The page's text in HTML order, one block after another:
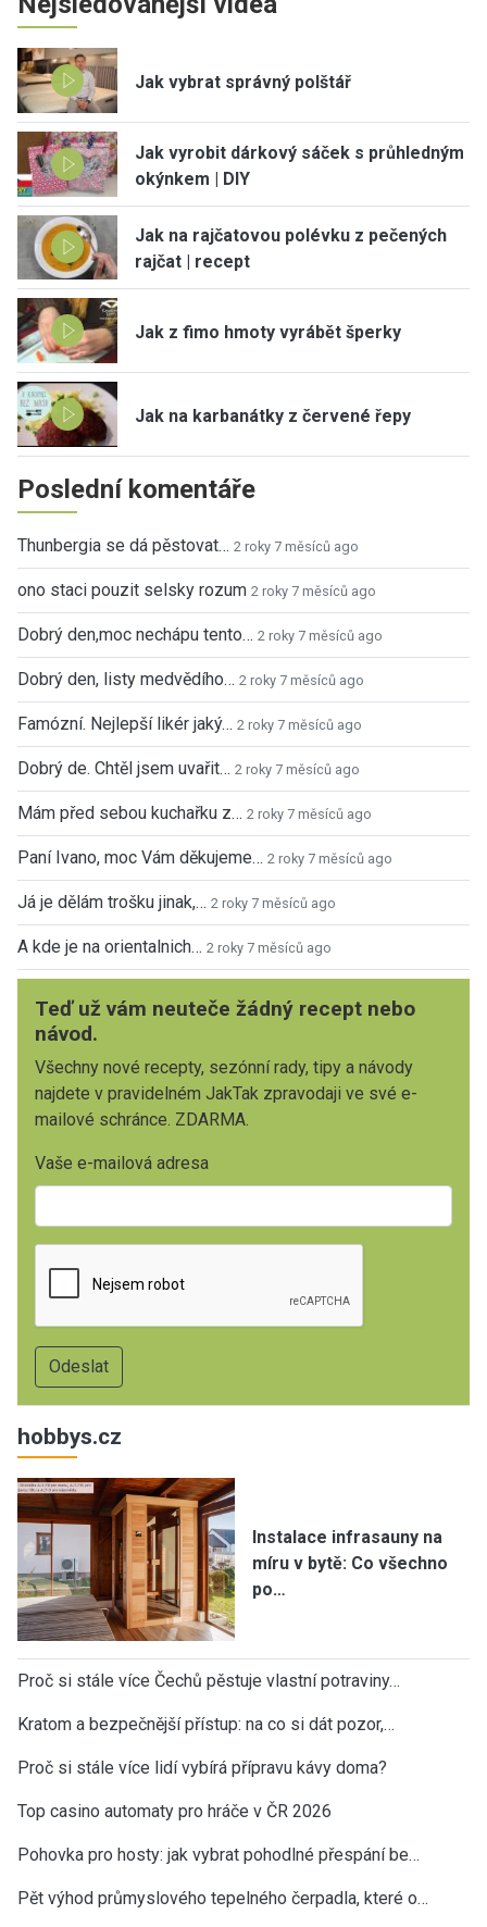
Jak vybrat správný polštář
Jak vyrobit dárkový sáček s průhledným
okýnkem | DIY
Jak na rajčatovou polévku z pečených
rajčat | recept
Jak z fimo hmoty vyrábět šperky
Jak na karbanátky z červené řepy
Poslední komentáře
Thunbergia se dá pěstovat… 2 roky 7 měsíců ago
ono staci pouzit selsky rozum 2 roky 7 měsíců ago
Dobrý den,moc nechápu tento… 2 roky 7 měsíců ago
Dobrý den, listy medvědího… 2 roky 7 měsíců ago
Famózní. Nejlepší likér jaký… 2 roky 7 měsíců ago
Dobrý de. Chtěl jsem uvařit… 2 roky 7 měsíců ago
Mám před sebou kuchařku z… 2 roky 7 měsíců ago
Paní Ivano, moc Vám děkujeme… 2 roky 7 měsíců ago
Já je dělám trošku jinak,… 2 roky 7 měsíců ago
A kde je na orientalnich… 2 roky 7 měsíců ago
Teď už vám neuteče žádný recept nebo
návod.
Všechny nové recepty, sezónní rady, tipy a návody
najdete v pravidelném JakTak zpravodaji ve své e-
mailové schránce. ZDARMA.
Vaše e-mailová adresa
hobbys.cz
Instalace infrasauny na
míru v bytě: Co všechno
po…
Proč si stále více Čechů pěstuje vlastní potraviny…
Kratom a bezpečnější přístup: na co si dát pozor,…
Proč si stále více lidí vybírá přípravu kávy doma?
Top casino automaty pro hráče v ČR 2026
Pohovka pro hosty: jak vybrat pohodlné přespání be…
Pět výhod průmyslového tepelného čerpadla, které o…